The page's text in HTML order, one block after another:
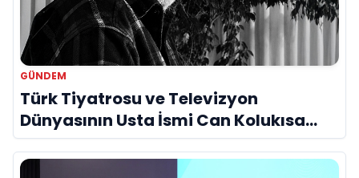
GÜNDEM
Türk Tiyatrosu ve Televizyon
Dünyasının Usta İsmi Can Kolukısa
Hayatını Kaybetti